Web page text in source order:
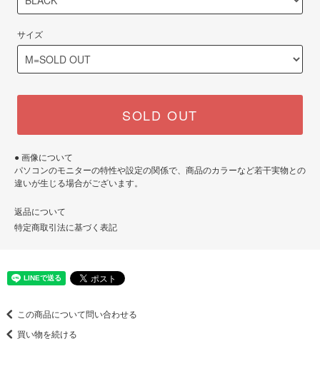
サイズ
SOLD OUT
● 画像について
パソコンのモニターの特性や設定の関係で、商品のカラーなど若干実物との
違いが生じる場合がございます。
返品について
特定商取引法に基づく表記
この商品について問い合わせる
買い物を続ける